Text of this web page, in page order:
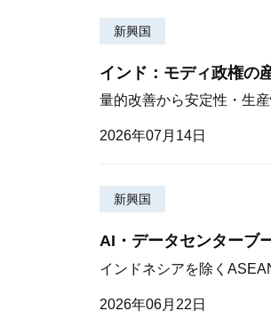
新興国
インド：モディ政権の
量的改善から安定性・生
2026年07月14日
新興国
AI・データセンターブ
インドネシアを除く
2026年06月22日